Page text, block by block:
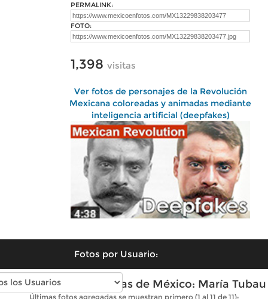
PERMALINK:
FOTO:
1,398 visitas
Ver fotos de personajes de la Revolución
Mexicana coloreadas y animadas mediante
inteligencia artificial (deepfakes)
Fotos por Usuario:
Fotos antiguas de Divas de México: María Tubau
Últimas fotos agregadas se muestran primero (1 al 11 de 11):